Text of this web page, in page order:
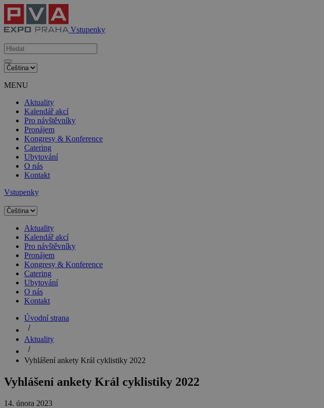
Vstupenky
MENU
Aktuality
Kalendář akcí
Pro návštěvníky
Pronájem
Kongresy & Konference
Catering
Ubytování
O nás
Kontakt
Vstupenky
Aktuality
Kalendář akcí
Pro návštěvníky
Pronájem
Kongresy & Konference
Catering
Ubytování
O nás
Kontakt
Úvodní strana
Aktuality
Vyhlášení ankety Král cyklistiky 2022
Vyhlášení ankety Král cyklistiky 2022
14. února 2023